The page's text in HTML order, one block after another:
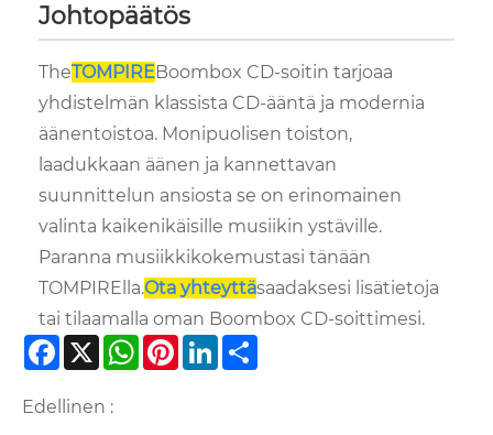
Johtopäätös
TheTOMPIREBoombox CD-soitin tarjoaa
yhdistelmän klassista CD-ääntä ja modernia
äänentoistoa. Monipuolisen toiston,
laadukkaan äänen ja kannettavan
suunnittelun ansiosta se on erinomainen
valinta kaikenikäisille musiikin ystäville.
Paranna musiikkikokemustasi tänään
TOMPIRElla.Ota yhteyttäsaadaksesi lisätietoja
tai tilaamalla oman Boombox CD-soittimesi.
Facebook
X WhatsApp
PinterestLinkedIn
Edellinen :